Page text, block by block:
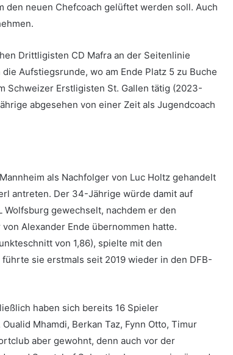
den neuen Chefcoach gelüftet werden soll. Auch
Drittligisten CD Mafra an der Seitenlinie
Aufstiegsrunde, wo am Ende Platz 5 zu Buche
Schweizer Erstligisten St. Gallen tätig (2023-
abgesehen von einer Zeit als Jugendcoach
als Nachfolger von Luc Holtz gehandelt
antreten. Der 34-Jährige würde damit auf
gewechselt, nachdem er den
Alexander Ende übernommen hatte.
von 1,86), spielte mit den
sie erstmals seit 2019 wieder in den DFB-
haben sich bereits 16 Spieler
Mhamdi, Berkan Taz, Fynn Otto, Timur
aber gewohnt, denn auch vor der